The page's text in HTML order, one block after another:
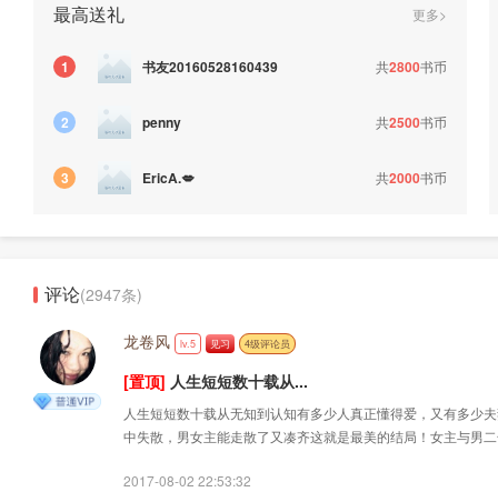
最高送礼 更多>
1 书友20160528160439 共2800书币
2 penny 共2500书币
3 EricA.💋 共2000书币
评论(2947条)
龙卷风 lv.5 见习 4级评论员
[置顶] 人生短短数十载从...
人生短短数十载从无知到认知有多少人真正懂得爱，又有多少
中失散，男女主能走散了又凑齐这就是最美的结局！女主与男
2017-08-02 22:53:32